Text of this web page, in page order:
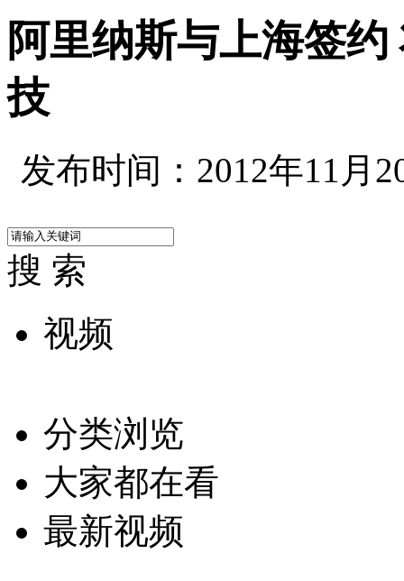
阿里纳斯与上海签
技
发布时间：2012年11月
搜 索
视频
分类浏览
大家都在看
最新视频